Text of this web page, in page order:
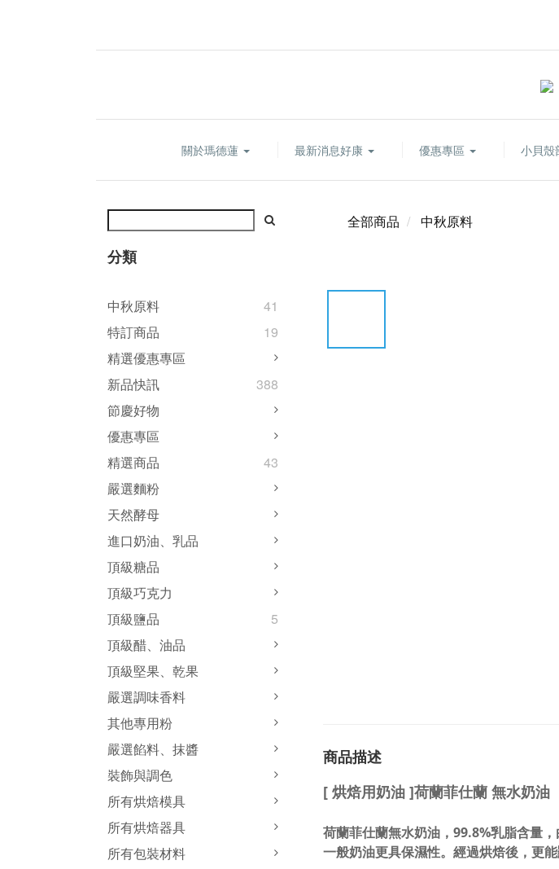
關於瑪德蓮 最新消息好康 優惠專區 小貝殼
分類
中秋原料
41
特訂商品
19
精選優惠專區
新品快訊
388
節慶好物
優惠專區
精選商品
43
嚴選麵粉
天然酵母
進口奶油、乳品
頂級糖品
頂級巧克力
頂級鹽品
5
頂級醋、油品
頂級堅果、乾果
嚴選調味香料
其他專用粉
嚴選餡料、抹醬
裝飾與調色
所有烘焙模具
所有烘焙器具
所有包裝材料
全部商品 中秋原料
商品描述
[ 烘焙用奶油 ]荷蘭菲仕蘭 無水奶油
荷蘭菲仕蘭無水奶油，99.8%乳脂含量
一般奶油更具保濕性。經過烘焙後，更